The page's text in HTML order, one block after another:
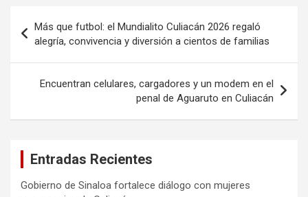
de
entradas
Más que futbol: el Mundialito Culiacán 2026 regaló
alegría, convivencia y diversión a cientos de familias
Encuentran celulares, cargadores y un modem en el
penal de Aguaruto en Culiacán
Entradas Recientes
Gobierno de Sinaloa fortalece diálogo con mujeres